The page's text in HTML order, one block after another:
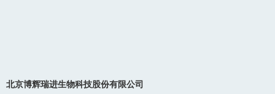
北京博辉瑞进生物科技股份有限公司